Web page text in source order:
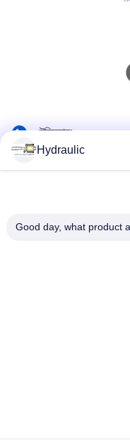
টেলিফোন:
86-139-12460468
ঠিকানা:
Hydraulic
Good day, what product